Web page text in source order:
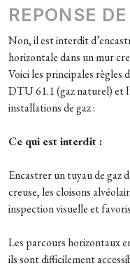
REPONSE
Non, il est interdit
horizontale dans un mur
Voici les principales règles
DTU 61.1 (gaz naturel) et
installations de gaz :
Ce qui est interdit :
Encastrer un tuyau de gaz
creuse, les cloisons
inspection visuelle et
Les parcours horizontaux
ils sont difficilement